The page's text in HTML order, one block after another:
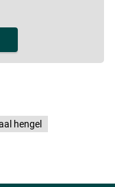
hengel